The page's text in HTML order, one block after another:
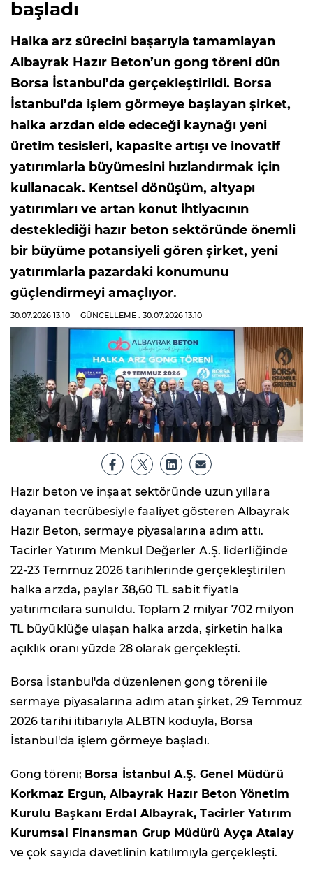
başladı
Halka arz sürecini başarıyla tamamlayan
Albayrak Hazır Beton’un gong töreni dün
Borsa İstanbul’da gerçekleştirildi. Borsa
İstanbul’da işlem görmeye başlayan şirket,
halka arzdan elde edeceği kaynağı yeni
üretim tesisleri, kapasite artışı ve inovatif
yatırımlarla büyümesini hızlandırmak için
kullanacak. Kentsel dönüşüm, altyapı
yatırımları ve artan konut ihtiyacının
desteklediği hazır beton sektöründe önemli
bir büyüme potansiyeli gören şirket, yeni
yatırımlarla pazardaki konumunu
güçlendirmeyi amaçlıyor.
30.07.2026 13:10 GÜNCELLEME : 30.07.2026 13:10
Hazır beton ve inşaat sektöründe uzun yıllara
dayanan tecrübesiyle faaliyet gösteren Albayrak
Hazır Beton, sermaye piyasalarına adım attı.
Tacirler Yatırım Menkul Değerler A.Ş. liderliğinde
22-23 Temmuz 2026 tarihlerinde gerçekleştirilen
halka arzda, paylar 38,60 TL sabit fiyatla
yatırımcılara sunuldu. Toplam 2 milyar 702 milyon
TL büyüklüğe ulaşan halka arzda, şirketin halka
açıklık oranı yüzde 28 olarak gerçekleşti.
Borsa İstanbul'da düzenlenen gong töreni ile
sermaye piyasalarına adım atan şirket, 29 Temmuz
2026 tarihi itibarıyla ALBTN koduyla, Borsa
İstanbul'da işlem görmeye başladı.
Gong töreni; Borsa İstanbul A.Ş. Genel Müdürü
Korkmaz Ergun, Albayrak Hazır Beton Yönetim
Kurulu Başkanı Erdal Albayrak, Tacirler Yatırım
Kurumsal Finansman Grup Müdürü Ayça Atalay
ve çok sayıda davetlinin katılımıyla gerçekleşti.